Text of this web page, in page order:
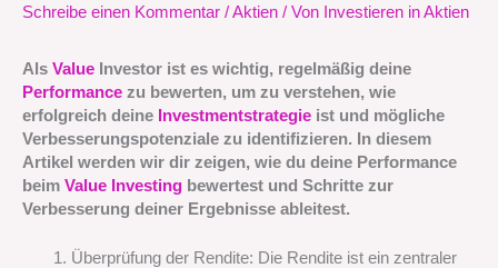
Schreibe einen Kommentar /Aktien / Von Investieren in Aktien
Als Value Investor ist es wichtig, regelmäßig deine
Performance zu bewerten, um zu verstehen, wie
erfolgreich deine Investmentstrategie ist und mögliche
Verbesserungspotenziale zu identifizieren. In diesem
Artikel werden wir dir zeigen, wie du deine Performance
beim Value Investing bewertest und Schritte zur
Verbesserung deiner Ergebnisse ableitest.
Überprüfung der Rendite: Die Rendite ist ein zentraler